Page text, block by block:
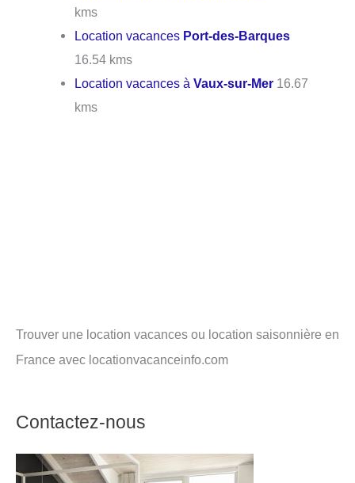
kms
Location vacances Port-des-Barques
16.54 kms
Location vacances àVaux-sur-Mer 16.67
kms
Trouver une location vacances ou location saisonnière en
France avec locationvacanceinfo.com
Contactez-nous